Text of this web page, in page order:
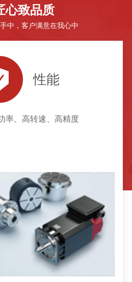
心致品质
中，客户满意在我心中
性能
率、高转速、高精度